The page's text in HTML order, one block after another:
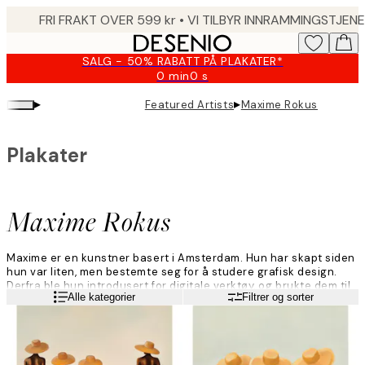
SALG - 50% RABATT PÅ PLAKATER*
0 min0 s
Gyldig
til
og
▸ Featured Artists▸Maxime Rokus
Maxime Rokus
Plakater
Maxime er en kunstner basert i Amsterdam. Hun har skapt siden
hun var liten, men bestemte seg for å studere grafisk design.
Derfra ble hun introdusert for digitale verktøy, og brukte dem til
å skape kunst.
bruker forskjellige lag og farger for å bestemme hva som ser
vakkert ut, og begynner å lage med Ipad når hun har landet på
Alle kategorier Filtrer og sorter